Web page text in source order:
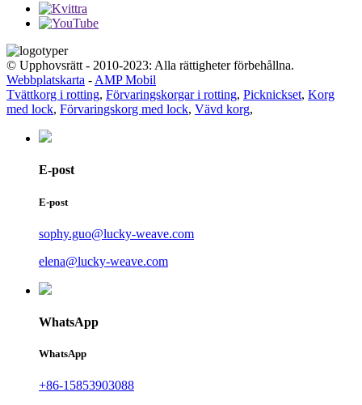
© Upphovsrätt - 2010-2023: Alla rättigheter förbehållna.
Webbplatskarta - AMP Mobil
Tvättkorg i rotting, Förvaringskorgar i rotting, Picknickset, Korg
med lock, Förvaringskorg med lock, Vävd korg,
E-post
E-post
sophy.guo@lucky-weave.com
elena@lucky-weave.com
WhatsApp
WhatsApp
+86-15853903088